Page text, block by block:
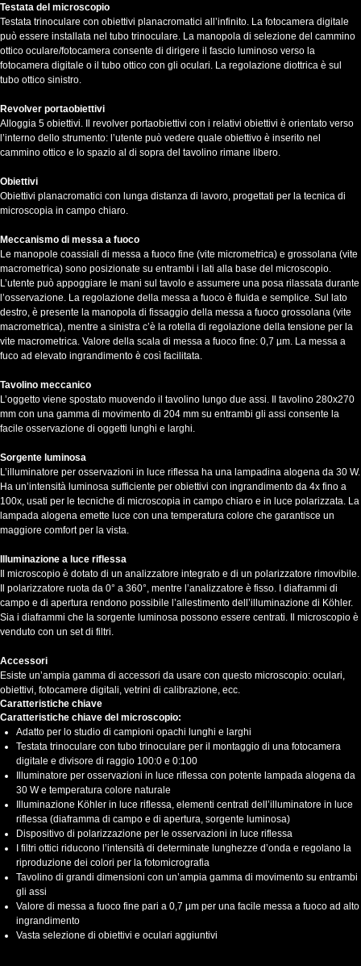
Testata del microscopio
Testata trinoculare con obiettivi planacromatici all’infinito. La fotocamera digitale
può essere installata nel tubo trinoculare. La manopola di selezione del cammino
ottico oculare/fotocamera consente di dirigere il fascio luminoso verso la
fotocamera digitale o il tubo ottico con gli oculari. La regolazione diottrica è sul
tubo ottico sinistro.
Revolver portaobiettivi
Alloggia 5 obiettivi. Il revolver portaobiettivi con i relativi obiettivi è orientato verso
l’interno dello strumento: l’utente può vedere quale obiettivo è inserito nel
cammino ottico e lo spazio al di sopra del tavolino rimane libero.
Obiettivi
Obiettivi planacromatici con lunga distanza di lavoro, progettati per la tecnica di
microscopia in campo chiaro.
Meccanismo di messa a fuoco
Le manopole coassiali di messa a fuoco fine (vite micrometrica) e grossolana (vite
macrometrica) sono posizionate su entrambi i lati alla base del microscopio.
L’utente può appoggiare le mani sul tavolo e assumere una posa rilassata durante
l’osservazione. La regolazione della messa a fuoco è fluida e semplice. Sul lato
destro, è presente la manopola di fissaggio della messa a fuoco grossolana (vite
macrometrica), mentre a sinistra c’è la rotella di regolazione della tensione per la
vite macrometrica. Valore della scala di messa a fuoco fine: 0,7 µm. La messa a
fuco ad elevato ingrandimento è così facilitata.
Tavolino meccanico
L’oggetto viene spostato muovendo il tavolino lungo due assi. Il tavolino 280x270
mm con una gamma di movimento di 204 mm su entrambi gli assi consente la
facile osservazione di oggetti lunghi e larghi.
Sorgente luminosa
L’illuminatore per osservazioni in luce riflessa ha una lampadina alogena da 30 W.
Ha un’intensità luminosa sufficiente per obiettivi con ingrandimento da 4x fino a
100x, usati per le tecniche di microscopia in campo chiaro e in luce polarizzata. La
lampada alogena emette luce con una temperatura colore che garantisce un
maggiore comfort per la vista.
Illuminazione a luce riflessa
Il microscopio è dotato di un analizzatore integrato e di un polarizzatore rimovibile.
Il polarizzatore ruota da 0° a 360°, mentre l’analizzatore è fisso. I diaframmi di
campo e di apertura rendono possibile l’allestimento dell’illuminazione di Köhler.
Sia i diaframmi che la sorgente luminosa possono essere centrati. Il microscopio è
venduto con un set di filtri.
Accessori
Esiste un’ampia gamma di accessori da usare con questo microscopio: oculari,
obiettivi, fotocamere digitali, vetrini di calibrazione, ecc.
Caratteristiche chiave
Caratteristiche chiave del microscopio:
Adatto per lo studio di campioni opachi lunghi e larghi
Testata trinoculare con tubo trinoculare per il montaggio di una fotocamera
digitale e divisore di raggio 100:0 e 0:100
Illuminatore per osservazioni in luce riflessa con potente lampada alogena da
30 W e temperatura colore naturale
Illuminazione Köhler in luce riflessa, elementi centrati dell’illuminatore in luce
riflessa (diaframma di campo e di apertura, sorgente luminosa)
Dispositivo di polarizzazione per le osservazioni in luce riflessa
I filtri ottici riducono l’intensità di determinate lunghezze d’onda e regolano la
riproduzione dei colori per la fotomicrografia
Tavolino di grandi dimensioni con un’ampia gamma di movimento su entrambi
gli assi
Valore di messa a fuoco fine pari a 0,7 µm per una facile messa a fuoco ad alto
ingrandimento
Vasta selezione di obiettivi e oculari aggiuntivi